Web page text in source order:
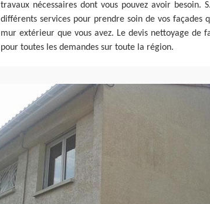
travaux nécessaires dont vous pouvez avoir besoin.
différents services pour prendre soin de vos façades
mur extérieur que vous avez. Le devis nettoyage de
pour toutes les demandes sur toute la région.